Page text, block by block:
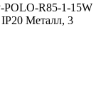
POLO-R85-1-15W
Металл, 3